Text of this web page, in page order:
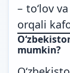
– to‘lov
orqali
mumkin?